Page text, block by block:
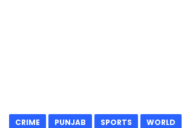
CRIME PUNJAB SPORTS WORLD